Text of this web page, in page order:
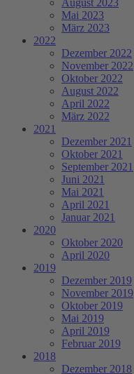
August 2023
Mai 2023
März 2023
2022
Dezember 2022
November 2022
Oktober 2022
August 2022
April 2022
März 2022
2021
Dezember 2021
Oktober 2021
September 2021
Juni 2021
Mai 2021
April 2021
Januar 2021
2020
Oktober 2020
April 2020
2019
Dezember 2019
November 2019
Oktober 2019
Mai 2019
April 2019
Februar 2019
2018
Dezember 2018